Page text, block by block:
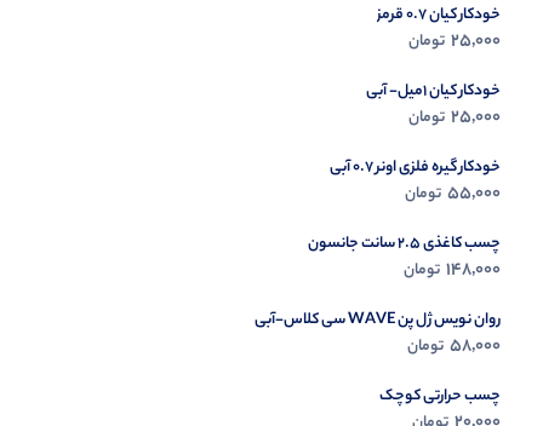
خودکار کیان 0.7 قرمز
25,000 تومان
خودکار کیان 1میل- آبی
25,000 تومان
خودکار گیره فلزی اونر 0.7 آبی
55,000 تومان
چسب کاغذی 2.5 سانت جانسون
148,000 تومان
روان نویس ژل پن WAVE سی کلاس-آبی
58,000 تومان
چسب حرارتی کوچک